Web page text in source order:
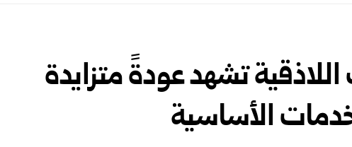
تشهد عودةً متزايدة
الأساسية